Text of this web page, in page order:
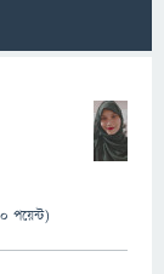
পয়েন্ট)